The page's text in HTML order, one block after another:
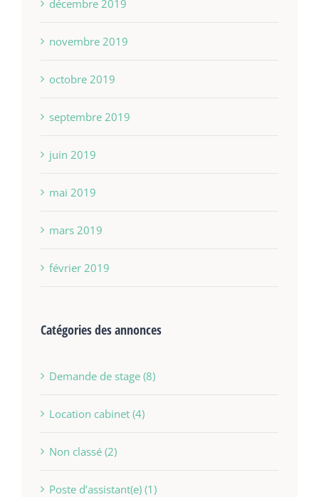
décembre 2019
novembre 2019
octobre 2019
septembre 2019
juin 2019
mai 2019
mars 2019
février 2019
Catégories des annonces
Demande de stage (8)
Location cabinet (4)
Non classé (2)
Poste d’assistant(e) (1)